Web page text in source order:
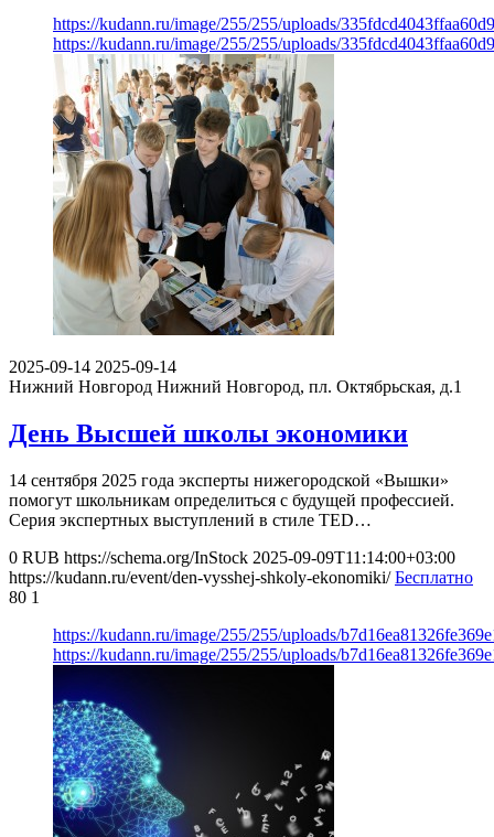
https://kudann.ru/image/255/255/uploads/
https://kudann.ru/image/255/255/uploads/
2025-09-14 2025-09-14
Нижний Новгород Нижний Новгород, пл. Октябрьская, д.1
День Высшей школы экономики
14 сентября 2025 года эксперты нижегородской «Вышки»
помогут школьникам определиться с будущей профессией.
Серия экспертных выступлений в стиле TED…
0 RUB https://schema.org/InStock 2025-09-09T11:14:00+03:00
https://kudann.ru/event/den-vysshej-shkoly-ekonomiki/ Бесплатно
80 1
https://kudann.ru/image/255/255/uploads/
https://kudann.ru/image/255/255/uploads/